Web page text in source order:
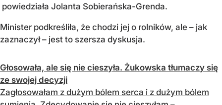
powiedziała Jolanta Sobierańska-Grenda.
Minister podkreśliła, że chodzi jej o rolników, ale – jak
zaznaczył – jest to szersza dyskusja.
Głosowała, ale się nie cieszyła. Żukowska tłumaczy się
ze swojej decyzji
Zagłosowałam z dużym bólem serca i z dużym bólem